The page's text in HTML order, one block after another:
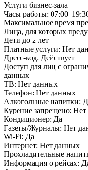
Услуги бизнес-зала
Часы работы:
Максимальное время
Лица, для которых
Дети до 2 лет
Платные услуги: Нет
Дресс-код: Действует
Доступ для лиц с
данных
ТВ: Нет данных
Телефон: Нет данных
Алкогольные напитки:
Курение запрещено: Нет
Кондиционер: Да
Газеты/Журналы: Нет
Wi-Fi: Да
Интернет: Нет данных
Прохладительные
Информация о рейсах: